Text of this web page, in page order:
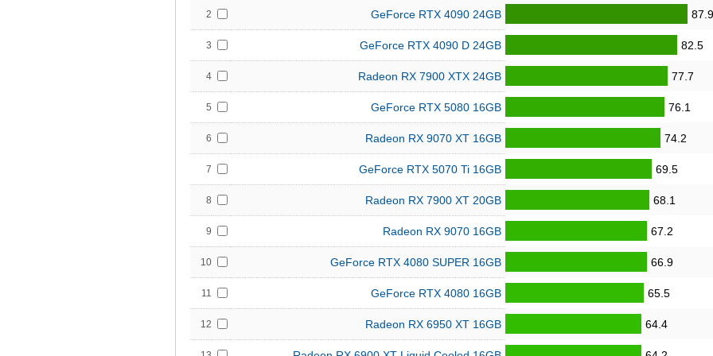
2 GeForce RTX 4090 24GB
3 GeForce RTX 4090 D 24GB 82.5
4 Radeon RX 7900 XTX 24GB 77.7
5 GeForce RTX 5080 16GB 76.1
6 Radeon RX 9070 XT 16GB 74.2
7 GeForce RTX 5070 Ti 16GB 69.5
8 Radeon RX 7900 XT 20GB 68.1
9 Radeon RX 9070 16GB 67.2
10 GeForce RTX 4080 SUPER 16GB 66.9
11 GeForce RTX 4080 16GB 65.5
12 Radeon RX 6950 XT 16GB 64.4